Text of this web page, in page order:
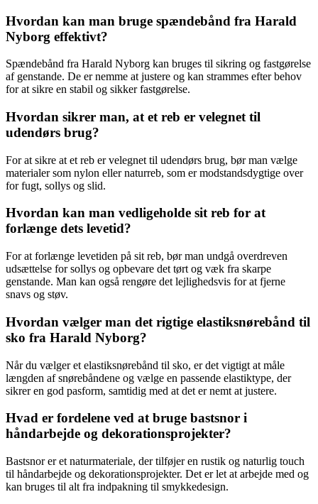
Hvordan kan man bruge spændebånd fra Harald
Nyborg effektivt?
Spændebånd fra Harald Nyborg kan bruges til sikring og fastgørelse
af genstande. De er nemme at justere og kan strammes efter behov
for at sikre en stabil og sikker fastgørelse.
Hvordan sikrer man, at et reb er velegnet til
udendørs brug?
For at sikre at et reb er velegnet til udendørs brug, bør man vælge
materialer som nylon eller naturreb, som er modstandsdygtige over
for fugt, sollys og slid.
Hvordan kan man vedligeholde sit reb for at
forlænge dets levetid?
For at forlænge levetiden på sit reb, bør man undgå overdreven
udsættelse for sollys og opbevare det tørt og væk fra skarpe
genstande. Man kan også rengøre det lejlighedsvis for at fjerne
snavs og støv.
Hvordan vælger man det rigtige elastiksnørebånd til
sko fra Harald Nyborg?
Når du vælger et elastiksnørebånd til sko, er det vigtigt at måle
længden af snørebåndene og vælge en passende elastiktype, der
sikrer en god pasform, samtidig med at det er nemt at justere.
Hvad er fordelene ved at bruge bastsnor i
håndarbejde og dekorationsprojekter?
Bastsnor er et naturmateriale, der tilføjer en rustik og naturlig touch
til håndarbejde og dekorationsprojekter. Det er let at arbejde med og
kan bruges til alt fra indpakning til smykkedesign.